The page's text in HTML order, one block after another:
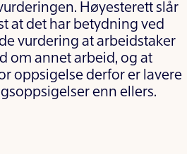
Høyesterett slår
at det har betydning ved
vurdering at arbeidstaker
om annet arbeid, og at
oppsigelse derfor er lavere
enn ellers.